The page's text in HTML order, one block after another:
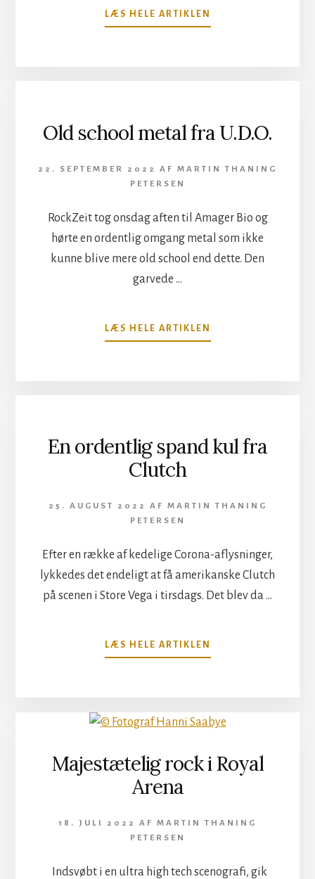
LÆS HELE ARTIKLEN
EN
Old school metal fra U.D.O.
22. SEPTEMBER 2022 AF MARTIN THANING
PETERSEN
RockZeit tog onsdag aften til Amager Bio og
hørte en ordentlig omgang metal som ikke
kunne blive mere old school end dette. Den
garvede …
LÆS HELE ARTIKLEN
OLD
En ordentlig spand kul fra
Clutch
25. AUGUST 2022 AF MARTIN THANING
PETERSEN
Efter en række af kedelige Corona-aflysninger,
lykkedes det endeligt at få amerikanske Clutch
på scenen i Store Vega i tirsdags. Det blev da …
LÆS HELE ARTIKLEN
EN
FRA
Majestætelig rock i Royal
Arena
18. JULI 2022 AF MARTIN THANING
PETERSEN
Indsvøbt i en ultra high tech scenografi, gik